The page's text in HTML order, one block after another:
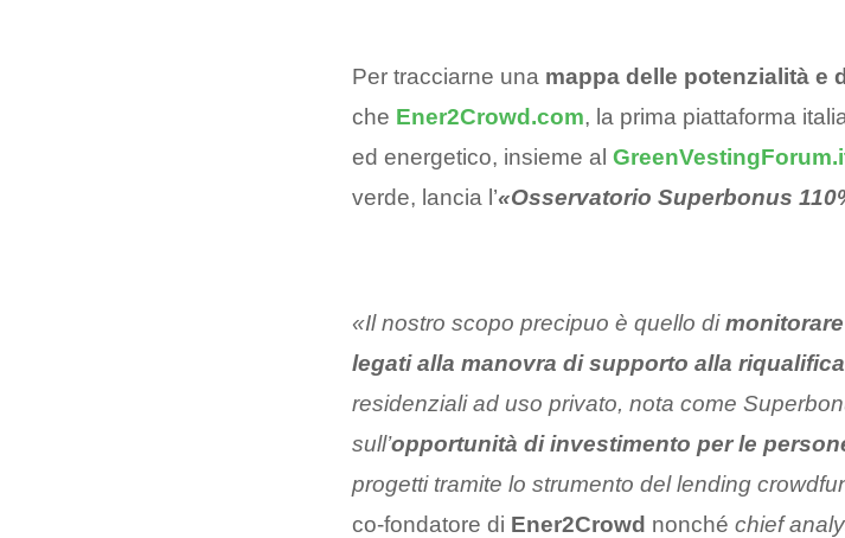
Per tracciarne una mappa delle potenzialità e
che Ener2Crowd.com, la prima piattaforma
ed energetico, insieme al
verde, lancia l’«Osservatorio Superbonus
«Il nostro scopo precipuo è quello di
legati alla manovra di supporto alla
residenziali ad uso privato, nota come
sull’opportunità di investimento per le
progetti tramite lo strumento del lending
co-fondatore di Ener2Crowd nonché chief